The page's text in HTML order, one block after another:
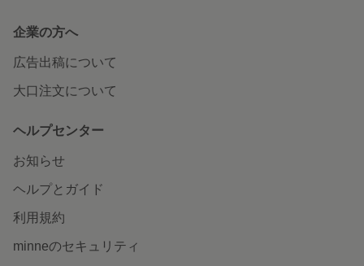
企業の方へ
広告出稿について
大口注文について
ヘルプセンター
お知らせ
ヘルプとガイド
利用規約
minneのセキュリティ